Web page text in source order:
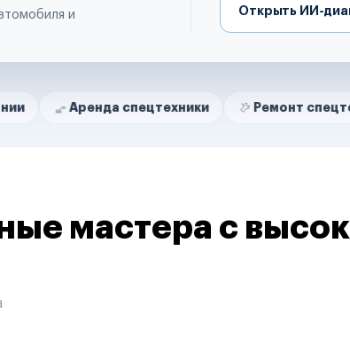
и
Открыть ИИ-
спецтехники Ремонт спецтехники
мастера с